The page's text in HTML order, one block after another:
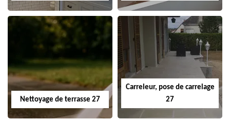
Nettoyage de terrasse 27
Carreleur, pose de carrelage
27